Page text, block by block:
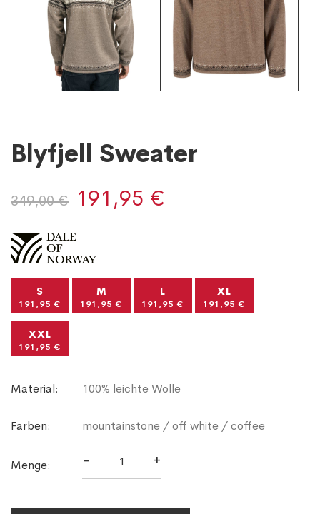
Blyfjell Sweater
349,00 € 191,95 €
S
191,95 €
M
191,95 €
L
191,95 €
XL
191,95 €
XXL
191,95 €
Material: 100% leichte Wolle
Farben: mountainstone / off white / coffee
Menge: - +